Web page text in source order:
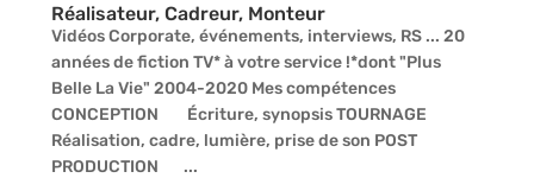
Réalisateur, Cadreur, Monteur
Vidéos Corporate, événements, interviews, RS ... 20
années de fiction TV* à votre service !*dont "Plus
Belle La Vie" 2004-2020 Mes compétences
CONCEPTION Écriture, synopsis TOURNAGE
Réalisation, cadre, lumière, prise de son POST
PRODUCTION ...